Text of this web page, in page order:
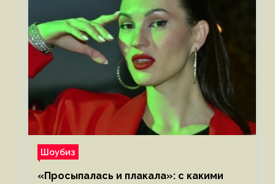
Шоубиз
«Просыпалась и плакала»: с какими